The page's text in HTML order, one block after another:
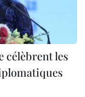
célèbrent les